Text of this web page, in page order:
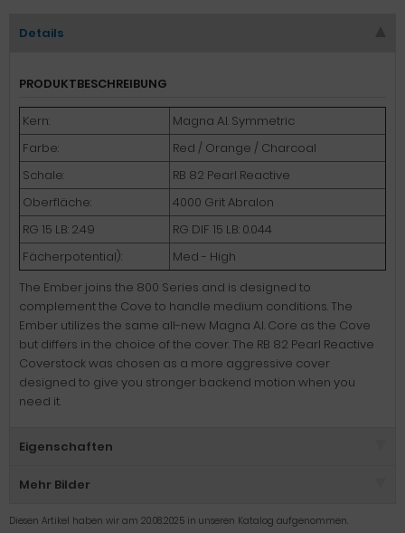
Details
PRODUKTBESCHREIBUNG
Kern:
Magna A.I. Symmetric
Farbe:
Red / Orange / Charcoal
Schale:
RB 82 Pearl Reactive
Oberfläche:
4000 Grit Abralon
RG 15 LB: 2.49
RG DIF 15 LB: 0.044
Fächerpotential):
Med - High
The Ember joins the 800 Series and is designed to
complement the Cove to handle medium conditions. The
Ember utilizes the same all-new Magna A.I. Core as the Cove
but differs in the choice of the cover. The RB 82 Pearl Reactive
Coverstock was chosen as a more aggressive cover
designed to give you stronger backend motion when you
need it.
Eigenschaften
Mehr Bilder
Diesen Artikel haben wir am 20.08.2025 in unseren Katalog aufgenommen.